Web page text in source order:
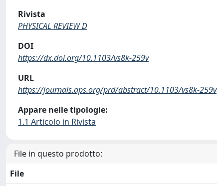
Rivista
PHYSICAL REVIEW D
DOI
https://dx.doi.org/10.1103/vs8k-259v
URL
https://journals.aps.org/prd/abstract/10.1103/vs8k-259v
Appare nelle tipologie:
1.1 Articolo in Rivista
File in questo prodotto:
File